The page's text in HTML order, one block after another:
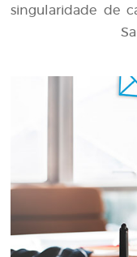
singularidade de